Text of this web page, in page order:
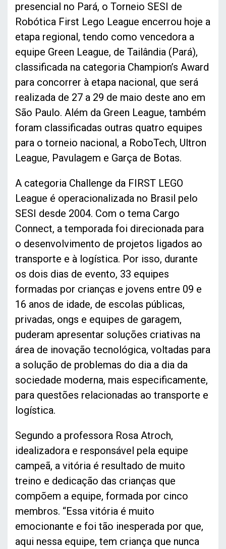
presencial no Pará, o Torneio SESI de
Robótica First Lego League encerrou hoje a
etapa regional, tendo como vencedora a
equipe Green League, de Tailândia (Pará),
classificada na categoria Champion’s Award
para concorrer à etapa nacional, que será
realizada de 27 a 29 de maio deste ano em
São Paulo. Além da Green League, também
foram classificadas outras quatro equipes
para o torneio nacional, a RoboTech, Ultron
League, Pavulagem e Garça de Botas.
A categoria Challenge da FIRST LEGO
League é operacionalizada no Brasil pelo
SESI desde 2004. Com o tema Cargo
Connect, a temporada foi direcionada para
o desenvolvimento de projetos ligados ao
transporte e à logística. Por isso, durante
os dois dias de evento, 33 equipes
formadas por crianças e jovens entre 09 e
16 anos de idade, de escolas públicas,
privadas, ongs e equipes de garagem,
puderam apresentar soluções criativas na
área de inovação tecnológica, voltadas para
a solução de problemas do dia a dia da
sociedade moderna, mais especificamente,
para questões relacionadas ao transporte e
logística.
Segundo a professora Rosa Atroch,
idealizadora e responsável pela equipe
campeã, a vitória é resultado de muito
treino e dedicação das crianças que
compõem a equipe, formada por cinco
membros. “Essa vitória é muito
emocionante e foi tão inesperada por que,
aqui nessa equipe, tem criança que nunca